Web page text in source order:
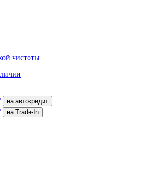
чистоты
на автокредит
на Trade-In